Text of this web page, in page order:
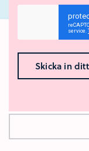
Skicka in
Ok med
Den här
surfa vidare
Nära Cancer är ett
har cancer eller som
Örebro län och